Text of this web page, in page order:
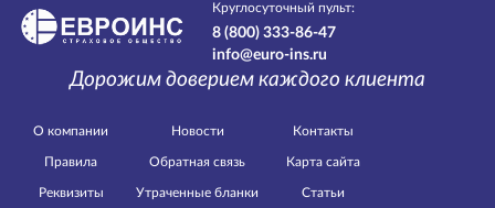
Круглосуточный пульт:
8 (800) 333-86-47
info@euro-ins.ru
Дорожим доверием каждого клиента
О компании
Правила
Реквизиты
Новости
Обратная связь
Утраченные бланки
Контакты
Карта сайта
Статьи